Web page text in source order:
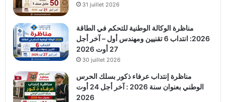
31 juillet 2026
مناظرة الوكالة الوطنية للتحكم في الطاقة
2026: انتداب 6 تقنيين ومهندس أول – آخر أجل
27 أوت 2026
30 juillet 2026
مناظرة إنتداب عرفاء ذكور بسلك الحرس
الوطني بعنوان سنة 2026 : آخر أجل 24 أوت
2026